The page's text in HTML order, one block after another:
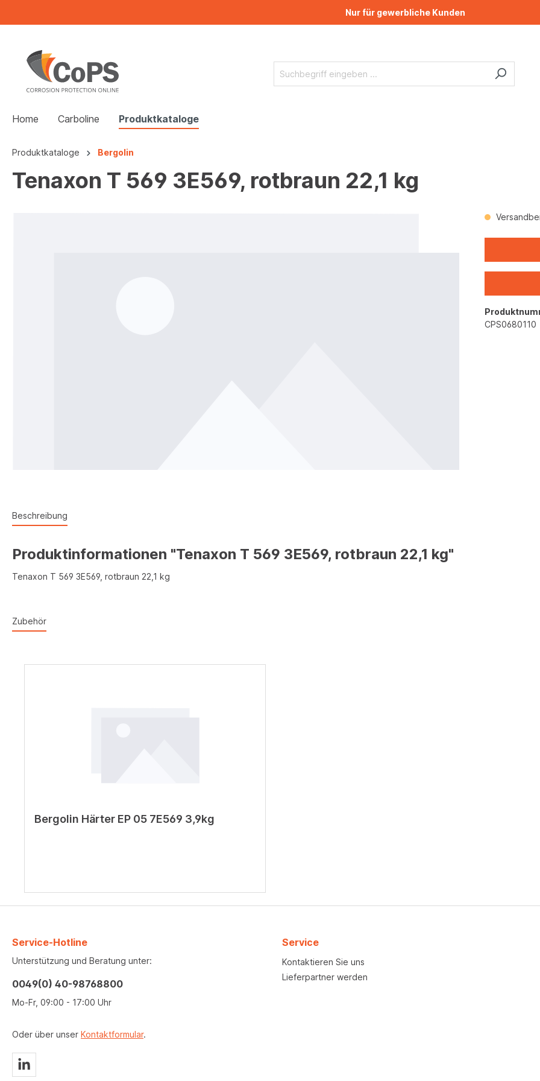
Nur für gewerbliche Kunden
Home Carboline Produktkataloge
Produktkataloge Bergolin
Tenaxon T 569 3E569, rotbraun 22,1 kg
CPS0680110
Beschreibung
Produktinformationen "Tenaxon T 569 3E569, rotbraun 22,1 kg"
Tenaxon T 569 3E569, rotbraun 22,1 kg
Zubehör
Bergolin Härter EP 05 7E569 3,9kg
Service-Hotline
Unterstützung und Beratung unter:
0049(0) 40-98768800
Mo-Fr, 09:00 - 17:00 Uhr
Oder über unser Kontaktformular.
Service
Kontaktieren Sie uns
Lieferpartner werden